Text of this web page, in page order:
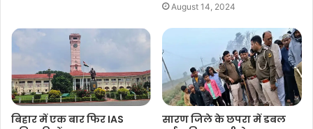
August 14, 2024
बिहार में एक बार फिर IAS
सारण जिले के छपरा में डबल